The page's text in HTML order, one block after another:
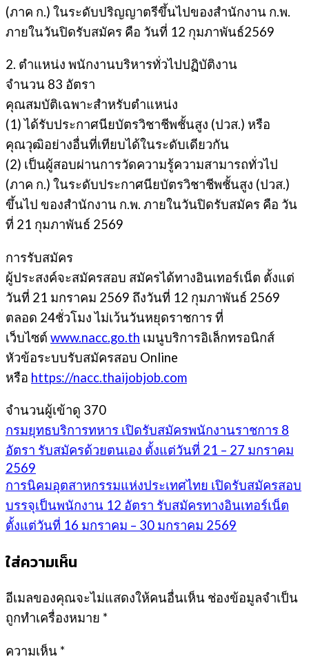
(ภาค ก.) ในระดับปริญญาตรีขึ้นไปของสำนักงาน ก.พ.
ภายในวันปิดรับสมัคร คือ วันที่ 12 กุมภาพันธ์2569
2. ตำแหน่ง พนักงานบริหารทั่วไปปฏิบัติงาน
จำนวน 83 อัตรา
คุณสมบัติเฉพาะสำหรับตำแหน่ง
(1) ได้รับประกาศนียบัตรวิชาชีพชั้นสูง (ปวส.) หรือ
คุณวุฒิอย่างอื่นที่เทียบได้ในระดับเดียวกัน
(2) เป็นผู้สอบผ่านการวัดความรู้ความสามารถทั่วไป
(ภาค ก.) ในระดับประกาศนียบัตรวิชาชีพชั้นสูง (ปวส.)
ขึ้นไป ของสำนักงาน ก.พ. ภายในวันปิดรับสมัคร คือ วัน
ที่ 21 กุมภาพันธ์ 2569
การรับสมัคร
ผู้ประสงค์จะสมัครสอบ สมัครได้ทางอินเทอร์เน็ต ตั้งแต่
วันที่ 21 มกราคม 2569 ถึงวันที่ 12 กุมภาพันธ์ 2569
ตลอด 24ชั่วโมง ไม่เว้นวันหยุดราชการ ที่
เว็บไซต์ www.nacc.go.th เมนูบริการอิเล็กทรอนิกส์
หัวข้อระบบรับสมัครสอบ Online
หรือ https://nacc.thaijobjob.com
จำนวนผู้เข้าดู 370
กรมยุทธบริการทหาร เปิดรับสมัครพนักงานราชการ 8
อัตรา รับสมัครด้วยตนเอง ตั้งแต่วันที่ 21 – 27 มกราคม
2569
การนิคมอุตสาหกรรมแห่งประเทศไทย เปิดรับสมัครสอบ
บรรจุเป็นพนักงาน 12 อัตรา รับสมัครทางอินเทอร์เน็ต
ตั้งแต่วันที่ 16 มกราคม – 30 มกราคม 2569
ใส่ความเห็น
อีเมลของคุณจะไม่แสดงให้คนอื่นเห็น ช่องข้อมูลจำเป็น
ถูกทำเครื่องหมาย *
ความเห็น *